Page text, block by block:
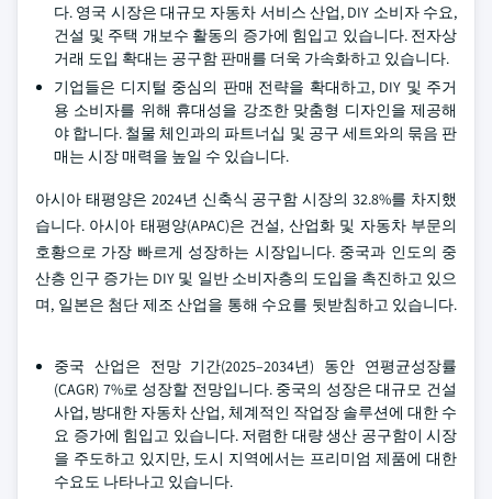
다. 영국 시장은 대규모 자동차 서비스 산업, DIY 소비자 수요,
건설 및 주택 개보수 활동의 증가에 힘입고 있습니다. 전자상
거래 도입 확대는 공구함 판매를 더욱 가속화하고 있습니다.
기업들은 디지털 중심의 판매 전략을 확대하고, DIY 및 주거
용 소비자를 위해 휴대성을 강조한 맞춤형 디자인을 제공해
야 합니다. 철물 체인과의 파트너십 및 공구 세트와의 묶음 판
매는 시장 매력을 높일 수 있습니다.
아시아 태평양은 2024년 신축식 공구함 시장의 32.8%를 차지했
습니다. 아시아 태평양(APAC)은 건설, 산업화 및 자동차 부문의
호황으로 가장 빠르게 성장하는 시장입니다. 중국과 인도의 중
산층 인구 증가는 DIY 및 일반 소비자층의 도입을 촉진하고 있으
며, 일본은 첨단 제조 산업을 통해 수요를 뒷받침하고 있습니다.
중국 산업은 전망 기간(2025–2034년) 동안 연평균성장률
(CAGR) 7%로 성장할 전망입니다. 중국의 성장은 대규모 건설
사업, 방대한 자동차 산업, 체계적인 작업장 솔루션에 대한 수
요 증가에 힘입고 있습니다. 저렴한 대량 생산 공구함이 시장
을 주도하고 있지만, 도시 지역에서는 프리미엄 제품에 대한
수요도 나타나고 있습니다.